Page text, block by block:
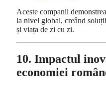
Aceste companii
la nivel global, creând
și viața de zi cu zi.
10. Impactul
economiei